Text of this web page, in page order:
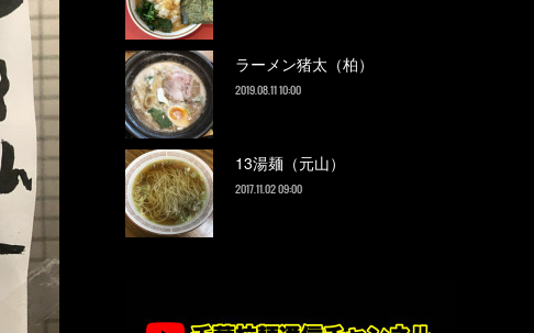
ラーメン猪太（柏）
2019.08.11 10:00
13湯麺（元山）
2017.11.02 09:00